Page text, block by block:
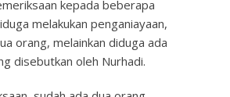
kepada beberapa
melakukan penganiayaan,
orang, melainkan diduga ada
disebutkan oleh Nurhadi.